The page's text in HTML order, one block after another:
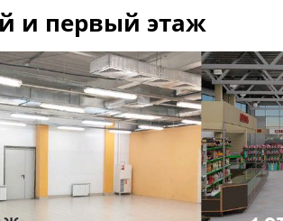
и первый этаж